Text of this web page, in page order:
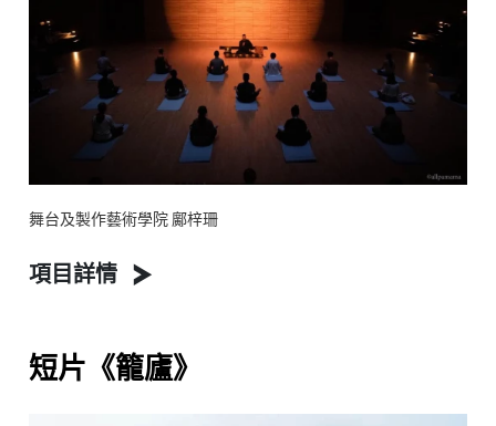
舞台及製作藝術學院 鄺梓珊
項目詳情
短片《籠廬》